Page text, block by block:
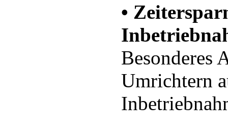
•
Besonderes
Umrichtern